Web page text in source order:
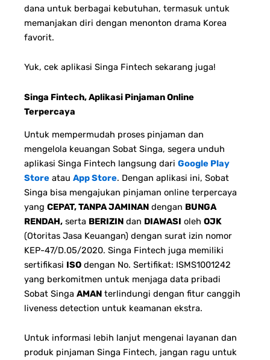
dana untuk berbagai kebutuhan, termasuk untuk
memanjakan diri dengan menonton drama Korea
favorit.
Yuk, cek aplikasi Singa Fintech sekarang juga!
Singa Fintech, Aplikasi Pinjaman Online
Terpercaya
Untuk mempermudah proses pinjaman dan
mengelola keuangan Sobat Singa, segera unduh
aplikasi Singa Fintech langsung dari Google Play
Store atau App Store. Dengan aplikasi ini, Sobat
Singa bisa mengajukan pinjaman online terpercaya
yang CEPAT, TANPA JAMINAN dengan BUNGA
RENDAH, serta BERIZIN dan DIAWASI oleh OJK
(Otoritas Jasa Keuangan) dengan surat izin nomor
KEP-47/D.05/2020. Singa Fintech juga memiliki
sertifikasi ISO dengan No. Sertifikat: ISMS1001242
yang berkomitmen untuk menjaga data pribadi
Sobat Singa AMAN terlindungi dengan fitur canggih
liveness detection untuk keamanan ekstra.
Untuk informasi lebih lanjut mengenai layanan dan
produk pinjaman Singa Fintech, jangan ragu untuk